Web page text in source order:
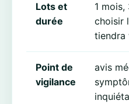
Lots et
durée
1
choisir
tiendra
Point de
vigilance
avis